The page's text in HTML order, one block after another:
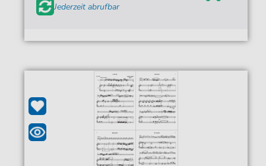
Jederzeit abrufbar